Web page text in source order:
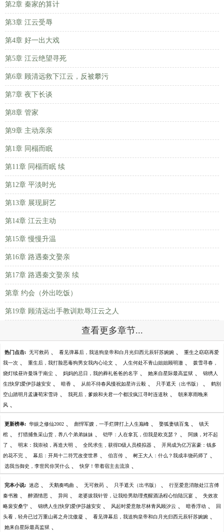
第2章 秦家的算计
第3章 江云受辱
第4章 好一出大戏
第5章 江云绝望寻死
第6章 顾清远救下江云，反被攀污
第7章 夜下长谈
第8章 管家
第9章 主动亲亲
第1章 同榻而眠
第11章 同榻而眠 续
第12章 平淡时光
第13章 展现厨艺
第14章 江云主动
第15章 慢慢升温
第16章 路遇秦文娶亲
第17章 路遇秦文娶亲 续
第章 约会（外出吃饭）
第19章 顾清远出手教训欺辱江云之人
查看更多章节...
热门点击: 无可救药 、 看见弹幕后，我送狗皇帝和白月光归西元辰轩苏婉婉 、 重生之窈窈再爱
我一次 、 重生后，我打脸恶毒狗男女我内心论文 、 人生何处不青山姐姐顾明澈 、 拨雪寻春，
烧灯续昼许曼珠于南尘 、 妈妈的忌日，我的葬礼爸爸的名字 、 她来自星际最高监狱 、 锦绣人
生[快穿]爱伊莎越安安 、 暗香 、 从前不待春风慢祝如星许云毅 、 只手遮天（出书版） 、 鹤别
空山踏明月孟谦荀宋雪诗 、 我死后，爹娘和夫君一个都没疯江寻时连道秋 、 朝来寒雨晚来
风 、
更新榜单: 华娱之修仙2002 、 彪悍军嫂，一手烂牌打上人生巅峰 、 娶狐妻镇百鬼 、 镇天
棺 、 打猎捕鱼采山货，养八个弟弟妹妹 、 铠甲：人在拿瓦，但我是欧克瑟？ 、 阿姨，对不起
了 、 明末：我崇祯，再造大明 、 全民求生，获得D级人员模拟器 、 开局成为亿万富豪：钱多
的花不完 、 幕后：开局十二符咒改变世界 、 伯言传 、 树王大人：什么？我成丰饶药师了 、
选我当御史，李世民你哭什么 、 快穿！带着宿主去流浪 、
完本小说: 迷恋 、 天鹅奏鸣曲 、 无可救药 、 只手遮天（出书版） 、 行至爱意消散处江言傅
秦书雅 、 醉酒情思 、 异间 、 老婆拔我针管，让我给男助理煮醒酒汤程心怡陆沉宴 、 失效攻
略裴安桑宁 、 锦绣人生[快穿]爱伊莎越安安 、 风起时爱意散尽林青风顾汐云 、 暗香浮动 、 回
头看，轻舟已过万重山蒋之舟沈傲凝 、 看见弹幕后，我送狗皇帝和白月光归西元辰轩苏婉婉 、
她来自星际最高监狱 、